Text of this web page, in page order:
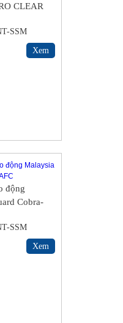
CLEAR
SSM
Xem
động
Cobra-
SSM
Xem